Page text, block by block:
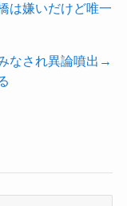
は嫌いだけど唯一
なされ異論噴出→